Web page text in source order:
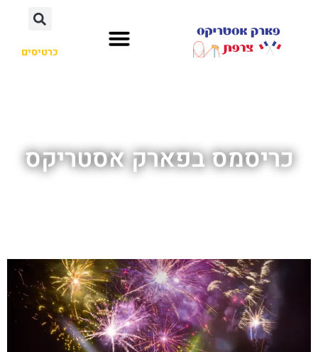
כרטיסים
כריסמס בפארק אסטריקס